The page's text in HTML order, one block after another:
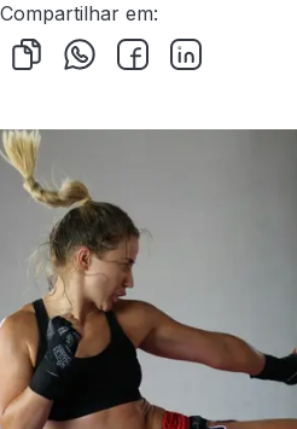
Compartilhar em: